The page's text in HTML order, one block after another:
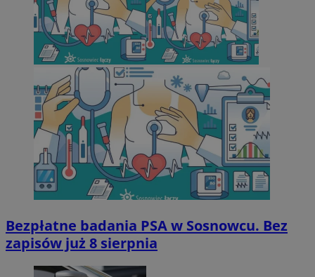
Bezpłatne badania PSA w Sosnowcu. Bez
zapisów już 8 sierpnia